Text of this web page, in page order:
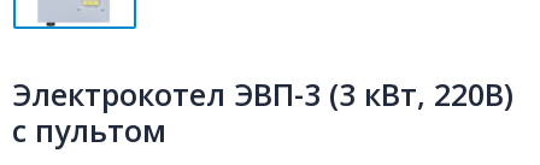
Электрокотел ЭВП-3 (3 кВт, 220В)
с пультом